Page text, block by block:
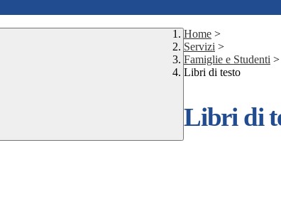
Home >
Servizi >
Famiglie e Studenti >
Libri di testo
Libri di